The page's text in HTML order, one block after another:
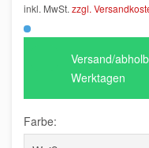
inkl. MwSt. zzgl.
Versand/
Werktagen
Farbe: